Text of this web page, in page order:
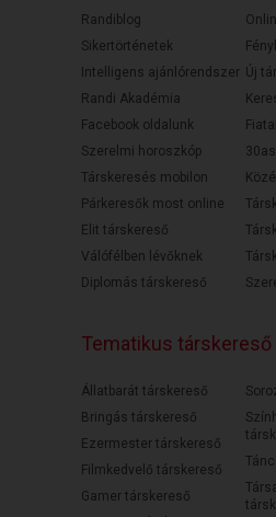
Randiblog
Sikertörténetek
Intelligens ajánlórendszer
Randi Akadémia
Facebook oldalunk
Szerelmi horoszkóp
Társkeresés mobilon
Párkeresők most online
Elit társkereső
Válófélben lévőknek
Diplomás társkereső
Új
Tematikus társkereső
Állatbarát társkereső
Bringás társkereső
Ezermester társkereső
Filmkedvelő társkereső
Gamer társkereső